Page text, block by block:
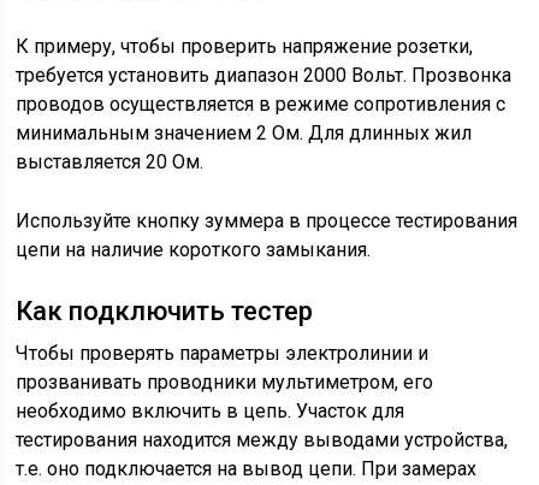
К примеру, чтобы проверить напряжение розетки,
требуется установить диапазон 2000 Вольт. Прозвонка
проводов осуществляется в режиме сопротивления с
минимальным значением 2 Ом. Для длинных жил
выставляется 20 Ом.
Используйте кнопку зуммера в процессе тестирования
цепи на наличие короткого замыкания.
Как подключить тестер
Чтобы проверять параметры электролинии и
прозванивать проводники мультиметром, его
необходимо включить в цепь. Участок для
тестирования находится между выводами устройства,
т.е. оно подключается на вывод цепи. При замерах